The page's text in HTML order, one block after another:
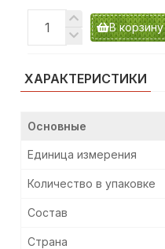
ХАРАКТЕРИСТИКИ
Основные
Единица измерения
Количество в упаковке
Состав
Страна
В корзину